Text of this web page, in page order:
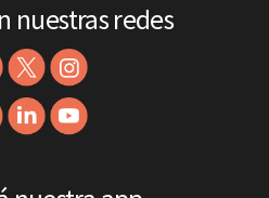
nuestras redes